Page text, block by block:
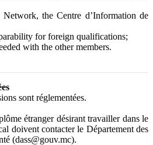
the Centre d’Information de
for foreign qualifications;
with the other members.
sont réglementées.
étranger désirant travailler dans le
doivent contacter le Département des
(dass@gouv.mc).